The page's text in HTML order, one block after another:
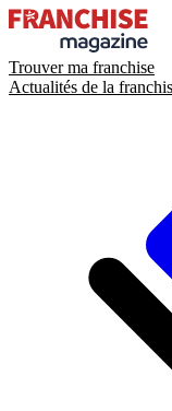
Trouver ma franchise
Actualités de la